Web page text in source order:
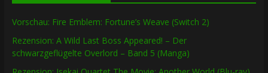
Vorschau: Fire Emblem: Fortune’s Weave (Switch 2)
Rezension: A Wild Last Boss Appeared! – Der
schwarzgeflügelte Overlord – Band 5 (Manga)